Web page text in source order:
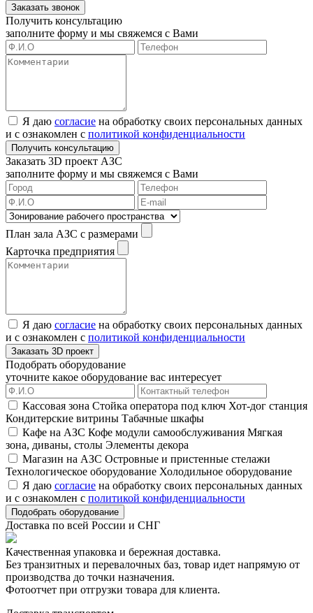
Заказать звонок
Получить консультацию
заполните форму и мы свяжемся с Вами
Я даю согласие на обработку своих персональных данных
и с ознакомлен с политикой конфиденциальности
Получить консультацию
Заказать 3D проект АЗС
заполните форму и мы свяжемся с Вами
План зала АЗС с размерами
Карточка предприятия
Я даю согласие на обработку своих персональных данных
и с ознакомлен с политикой конфиденциальности
Заказать 3D проект
Подобрать оборудование
уточните какое оборудование вас интересует
Кассовая зона Стойка оператора под ключ Хот-дог станция
Кондитерские витрины Табачные шкафы
Кафе на АЗС Кофе модули самообслуживания Мягкая
зона, диваны, столы Элементы декора
Магазин на АЗС Островные и пристенные стелажи
Технологическое оборудование Холодильное оборудование
Я даю согласие на обработку своих персональных данных
и с ознакомлен с политикой конфиденциальности
Подобрать оборудование
Доставка по всей России и СНГ
Качественная упаковка и бережная доставка.
Без транзитных и перевалочных баз, товар идет напрямую от
производства до точки назначения.
Фотоотчет при отгрузки товара для клиента.